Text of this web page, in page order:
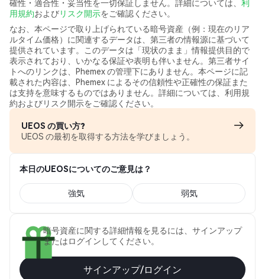
確性・適合性・妥当性を一切保証しません。詳細については、 利
用規約およびリスク開示をご確認ください。
なお、本ページで取り上げられている暗号資産（例：現在のリア
ルタイム価格）に関連するデータは、第三者の情報源に基づいて
提供されています。このデータは「現状のまま」情報提供目的で
表示されており、いかなる保証や表明も伴いません。第三者サイ
トへのリンクは、Phemex の管理下にありません。本ページに記
載された内容は、Phemex によるその信頼性や正確性の保証また
は支持を意味するものではありません。詳細については、利用規
約およびリスク開示をご確認ください。
UEOS の買い方?
UEOS の最初を取得する方法を学びましょう。
本日のUEOSについてのご意見は？
強気 弱気
暗号資産に関する詳細情報を見るには、サインアップ
またはログインしてください。
サインアップ/ログイン